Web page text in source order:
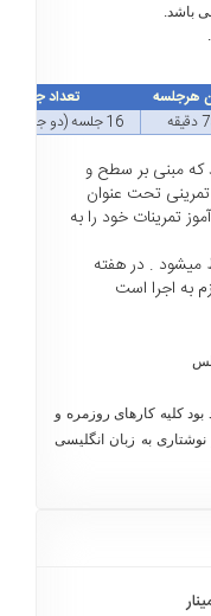
هرجلسه
تعداد جلسات
16 جلسه (دو جلسه در هفته)
که مبنی بر سطح و
تحت عنوان
تمرینات خود را به
میشود . در هفته
بود کلیه کارهای روزمره و
به زبان انگلیسی